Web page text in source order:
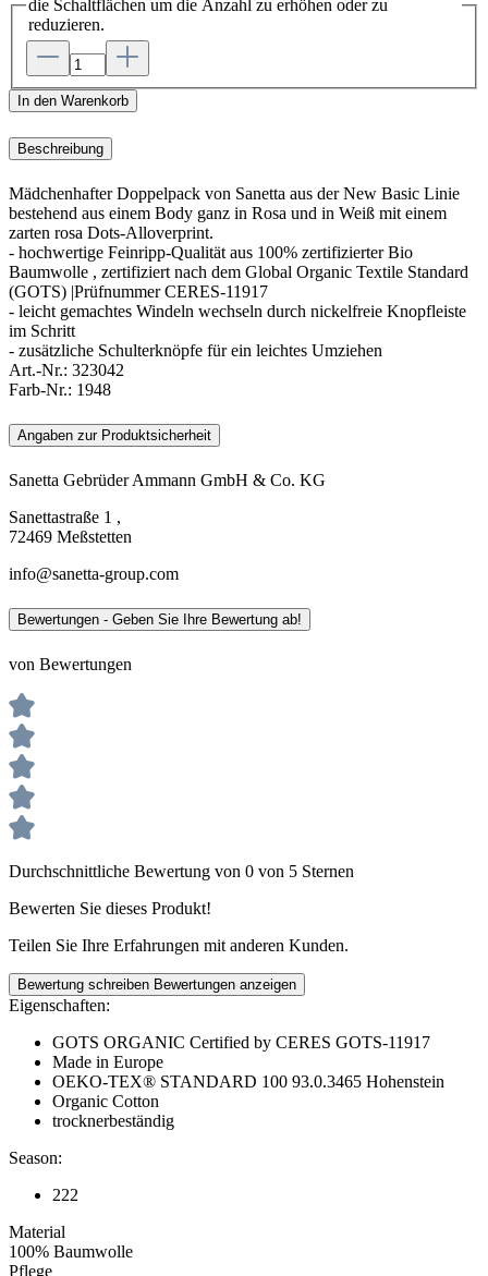
die Schaltflächen um die Anzahl zu erhöhen oder zu
reduzieren.
In den Warenkorb
Beschreibung
Mädchenhafter Doppelpack von Sanetta aus der New Basic Linie
bestehend aus einem Body ganz in Rosa und in Weiß mit einem
zarten rosa Dots-Alloverprint.
- hochwertige Feinripp-Qualität aus 100% zertifizierter Bio
Baumwolle , zertifiziert nach dem Global Organic Textile Standard
(GOTS) |Prüfnummer CERES-11917
- leicht gemachtes Windeln wechseln durch nickelfreie Knopfleiste
im Schritt
- zusätzliche Schulterknöpfe für ein leichtes Umziehen
Art.-Nr.: 323042
Farb-Nr.: 1948
Angaben zur Produktsicherheit
Sanetta Gebrüder Ammann GmbH & Co. KG
Sanettastraße 1 ,
72469 Meßstetten
info@sanetta-group.com
Bewertungen - Geben Sie Ihre Bewertung ab!
von Bewertungen
Durchschnittliche Bewertung von 0 von 5 Sternen
Bewerten Sie dieses Produkt!
Teilen Sie Ihre Erfahrungen mit anderen Kunden.
Bewertung schreiben Bewertungen anzeigen
Eigenschaften:
GOTS ORGANIC Certified by CERES GOTS-11917
Made in Europe
OEKO-TEX® STANDARD 100 93.0.3465 Hohenstein
Organic Cotton
trocknerbeständig
Season:
222
Material
100% Baumwolle
Pflege